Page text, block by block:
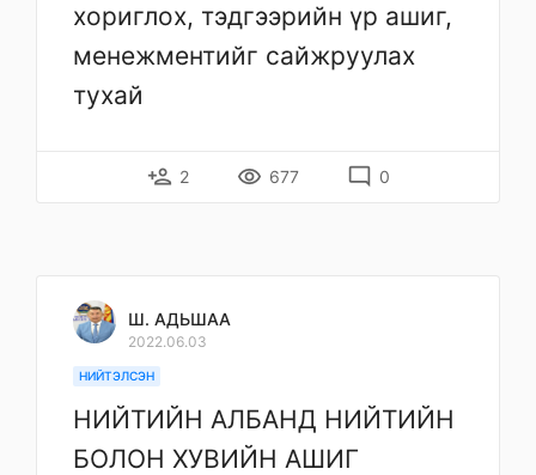
хориглох, тэдгээрийн үр ашиг,
менежментийг сайжруулах
тухай
person_add 2 remove_red_eye 677 mode_comment 0
Ш. АДЬШАА
2022.06.03
НИЙТЭЛСЭН
НИЙТИЙН АЛБАНД НИЙТИЙН
БОЛОН ХУВИЙН АШИГ